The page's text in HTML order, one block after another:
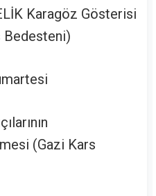
Karagöz Gösterisi
Bedesteni)
(Gazi Kars